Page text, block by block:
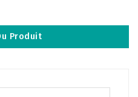
Produit